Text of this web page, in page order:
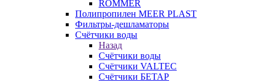
ROMMER
Полипропилен MEER PLAST
Фильтры-дешламаторы
Счётчики воды
Назад
Счётчики воды
Счётчики VALTEC
Счётчики БЕТАР